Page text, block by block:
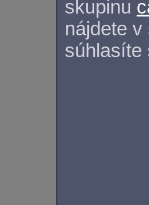
skupinu
nájdete